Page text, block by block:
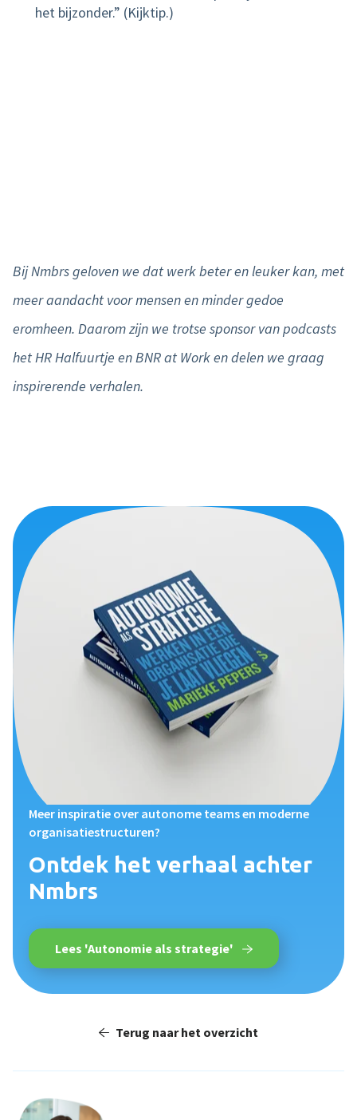
het bijzonder.” (Kijktip.)
Bij Nmbrs geloven we dat werk beter en leuker kan, met
meer aandacht voor mensen en minder gedoe
eromheen. Daarom zijn we trotse sponsor van podcasts
het HR Halfuurtje en BNR at Work en delen we graag
inspirerende verhalen.
Meer inspiratie over autonome teams en moderne
organisatiestructuren?
Ontdek het verhaal achter
Nmbrs
Lees 'Autonomie als strategie'
Terug naar het overzicht